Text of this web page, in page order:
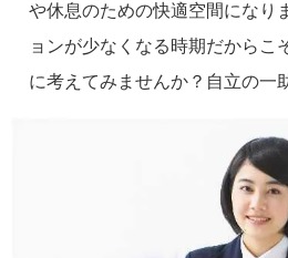
や休息のための快適空間になり
ョンが少なくなる時期だからこ
に考えてみませんか？自立の一